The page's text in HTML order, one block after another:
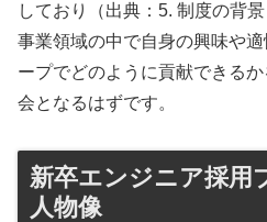
しており（出典：5. 制度の背
事業領域の中で自身の興味や
ープでどのように貢献できる
会となるはずです。
新卒エンジニア採用
人物像